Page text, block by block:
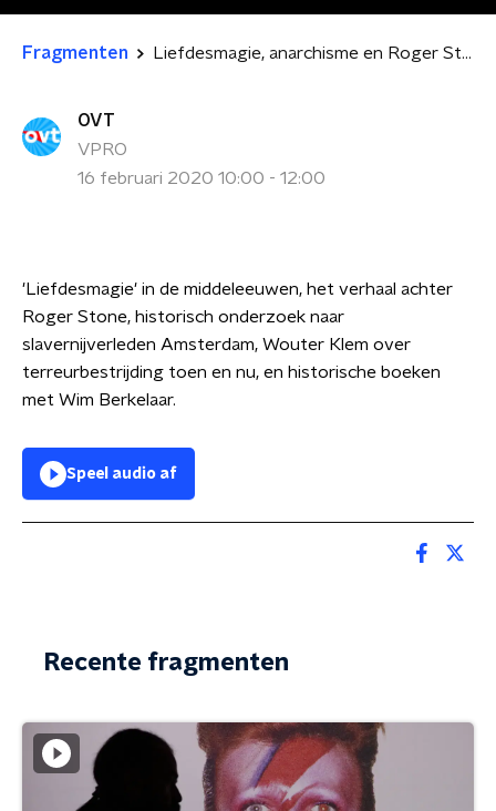
Fragmenten Liefdesmagie, anarchisme en Roger Stone, 16-02-2020 (1e uur)
OVT
VPRO
16 februari 2020 10:00 - 12:00
'Liefdesmagie' in de middeleeuwen, het verhaal achter
Roger Stone, historisch onderzoek naar
slavernijverleden Amsterdam, Wouter Klem over
terreurbestrijding toen en nu, en historische boeken
met Wim Berkelaar.
Speel audio af
Recente fragmenten